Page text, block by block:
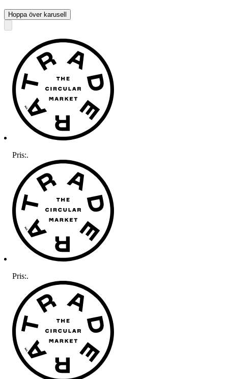
Hoppa över karusell
Pris:.
Pris:.